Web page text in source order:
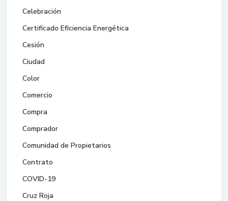
Celebración
Certificado Eficiencia Energética
Cesión
Ciudad
Color
Comercio
Compra
Comprador
Comunidad de Propietarios
Contrato
COVID-19
Cruz Roja